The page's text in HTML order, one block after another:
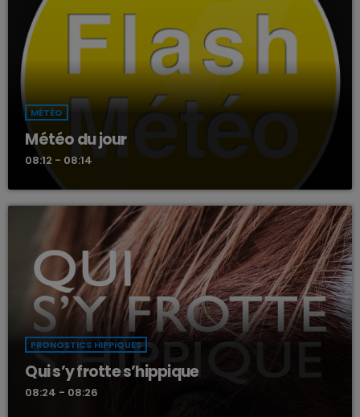
Matinale comprenant l'éphémeride, l'horoscope et des petites
actus insolites, des infos peoples... musiques variées. Avec Louis
KIngs, Clara, Cedric et Jean-Philippe.
MÉTÉO
Météo du jour
08:12 - 08:14
PRONOSTICS HIPPIQUES
Qui s’y frotte s’hippique
08:24 - 08:26